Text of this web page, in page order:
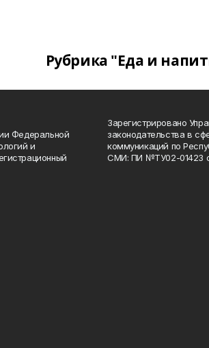
Рубрика "Еда и
Федеральной
и
Зарегистрировано
законодательства в
коммуникаций по
СМИ: ПИ №ТУ02-01423